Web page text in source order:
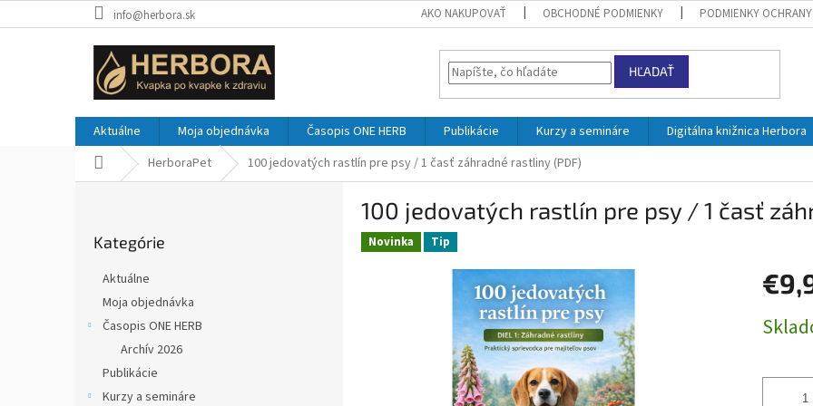
na
info@herbora.sk AKO NAKUPOVAŤ OBCHODNÉ PODMIENKY PODMIENKY OCHRANY
HĽADAŤ
Aktuálne Moja objednávka Časopis ONE HERB Publikácie Kurzy a semináre Digitálna knižnica Herbora
DomovHerboraPet 100 jedovatých rastlín pre psy / 1 časť záhradné rastliny (PDF)
kategórie
Kategórie
Aktuálne
Moja objednávka
Časopis ONE HERB
Archív 2026
Publikácie
Kurzy a semináre
100 jedovatých rastlín pre psy / 1 časť
Novinka Tip
cena: